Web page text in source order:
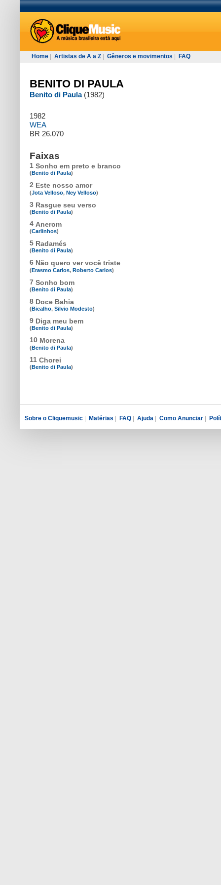
Home Artistas de A a Z Gêneros e movimentos FAQ
BENITO DI PAULA
Benito di Paula (1982)
1982
WEA
BR 26.070
Faixas
1 Sonho em preto e branco
(Benito di Paula)
2 Este nosso amor
(Jota Velloso, Ney Velloso)
3 Rasgue seu verso
(Benito di Paula)
4 Anerom
(Carlinhos)
5 Radamés
(Benito di Paula)
6 Não quero ver você triste
(Erasmo Carlos, Roberto Carlos)
7 Sonho bom
(Benito di Paula)
8 Doce Bahia
(Bicalho, Silvio Modesto)
9 Diga meu bem
(Benito di Paula)
10 Morena
(Benito di Paula)
11 Chorei
(Benito di Paula)
Sobre o Cliquemusic Matérias FAQ Ajuda Como Anunciar